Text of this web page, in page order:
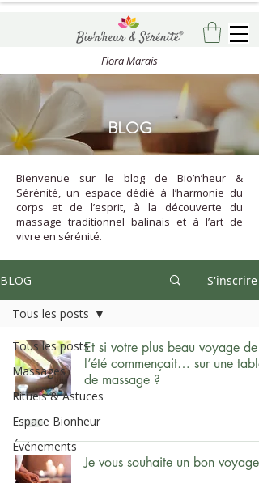
Flora Marais
BLOG
Bienvenue sur le blog de Bio’n’heur &
Sérénité, un espace dédié à l’harmonie du
corps et de l’esprit, à la découverte du
massage traditionnel balinais et à l’art de
vivre en sérénité.
BLOG S'inscrire
Tous les posts
Massages
Rituels & Astuces
Espace Bionheur
Événements
Tous les posts
Et si votre plus beau voyage de
l’été commençait… sur une table
de massage ?
Je vous souhaite un bon voyage